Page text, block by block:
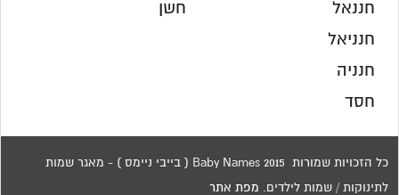
חננאל
חנניאל
חנניה
חסד
חשן
כל הזכויות שמורות 2015 Baby Names ( בייבי ניימס ) - מאגר שמות
לתינוקות / שמות לילדים. מפת אתר